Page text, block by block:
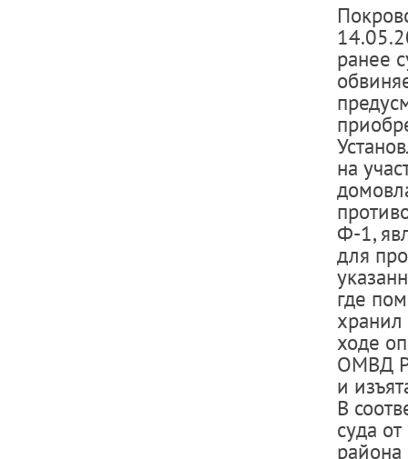
ранее
на
Ф-1,
для
где
ходе
ОМВД
и
В
суда